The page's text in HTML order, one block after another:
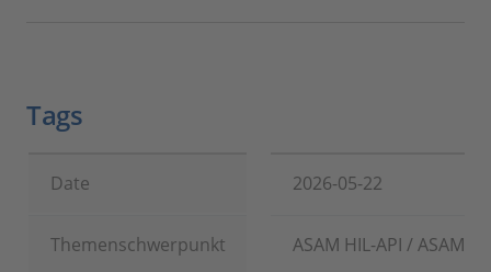
Tags
Date 2026-05-22
Themenschwerpunkt
ASAM HIL-API / ASAM